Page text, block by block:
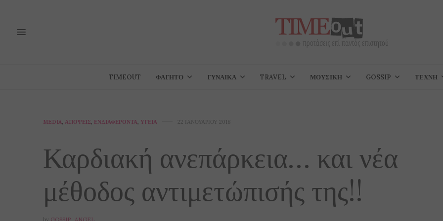
TIMEOUT ΦΑΓΗΤΌ ΓΥΝΑΊΚΑ TRAVEL ΜΟΥΣΙΚΉ GOSSIP ΤΈΧΝΗ
MEDIA, ΑΠΌΨΕΙΣ, ΕΝΔΙΑΦΈΡΟΝΤΑ, ΥΓΕΊΑ 22 ΙΑΝΟΥΑΡΊΟΥ 2018
Καρδιακή ανεπάρκεια… και νέα
μέθοδος αντιμετώπισής της!!
by GOSSIP_ANGEL